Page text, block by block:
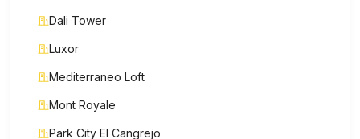
Dali Tower
Luxor
Mediterraneo Loft
Mont Royale
Park City El Cangrejo